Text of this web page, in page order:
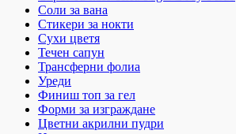
Соли за вана
Стикери за нокти
Сухи цветя
Течен сапун
Трансферни фолиа
Уреди
Финиш топ за гел
Форми за изграждане
Цветни акрилни пудри